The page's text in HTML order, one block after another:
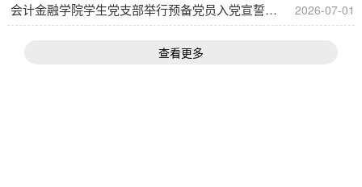
2026-07-01
会计金融学院学生党支部举行预备党员入党宣誓仪式
查看更多